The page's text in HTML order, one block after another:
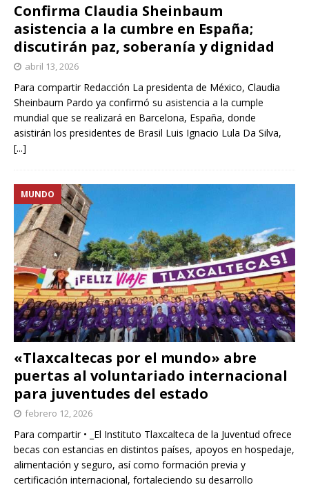
Confirma Claudia Sheinbaum
asistencia a la cumbre en España;
discutirán paz, soberanía y dignidad
abril 13, 2026
Para compartir Redacción La presidenta de México, Claudia
Sheinbaum Pardo ya confirmó su asistencia a la cumple
mundial que se realizará en Barcelona, España, donde
asistirán los presidentes de Brasil Luis Ignacio Lula Da Silva,
[...]
«Tlaxcaltecas por el mundo» abre
puertas al voluntariado internacional
para juventudes del estado
MUNDO
febrero 12, 2026
Para compartir • _El Instituto Tlaxcalteca de la Juventud ofrece
becas con estancias en distintos países, apoyos en hospedaje,
alimentación y seguro, así como formación previa y
certificación internacional, fortaleciendo su desarrollo